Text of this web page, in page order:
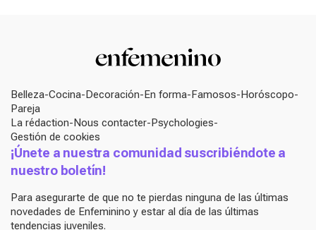
Belleza Cocina Decoración En forma Famosos Horóscopo
Pareja
La rédaction Nous contacter Psychologies
Gestión de cookies
¡Únete a nuestra comunidad suscribiéndote a
nuestro boletín!
Para asegurarte de que no te pierdas ninguna de las últimas
novedades de Enfeminino y estar al día de las últimas
tendencias juveniles.